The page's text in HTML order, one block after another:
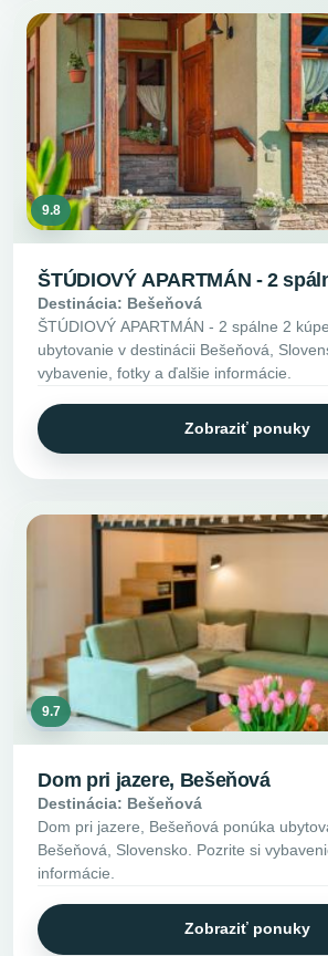
9.8
ŠTÚDIOVÝ APARTMÁN - 2
Destinácia: Bešeňová
ŠTÚDIOVÝ APARTMÁN - 2 spálne 2
ubytovanie v destinácii Bešeňová,
vybavenie, fotky a ďalšie informácie.
Zobraziť ponuky
9.7
Dom pri jazere, Bešeňová
Destinácia: Bešeňová
Dom pri jazere, Bešeňová ponúka
Bešeňová, Slovensko. Pozrite si
informácie.
Zobraziť ponuky